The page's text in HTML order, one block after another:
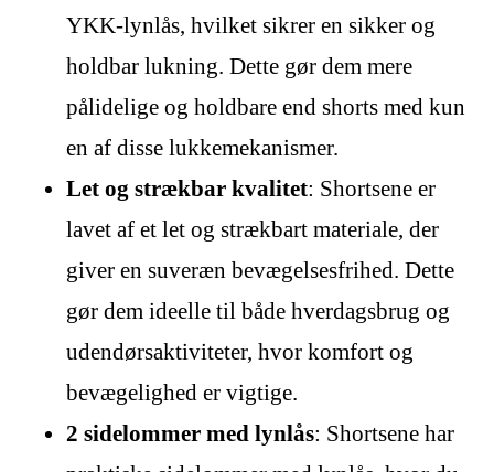
YKK-lynlås, hvilket sikrer en sikker og
holdbar lukning. Dette gør dem mere
pålidelige og holdbare end shorts med kun
en af disse lukkemekanismer.
Let og strækbar kvalitet: Shortsene er
lavet af et let og strækbart materiale, der
giver en suveræn bevægelsesfrihed. Dette
gør dem ideelle til både hverdagsbrug og
udendørsaktiviteter, hvor komfort og
bevægelighed er vigtige.
2 sidelommer med lynlås: Shortsene har